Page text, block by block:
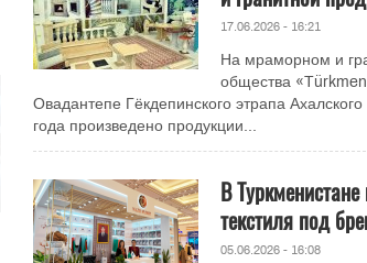
17.06.2026 - 16:21
На мраморном и
общества
Овадантепе Гёкдепинского этрапа
года произведено продукции...
В
текстиля под
05.06.2026 - 16:08